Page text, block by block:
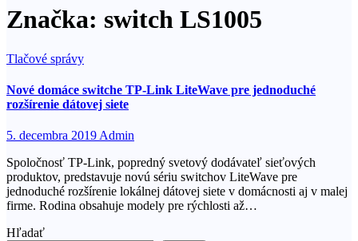
Značka: switch LS1005
Tlačové správy
Nové domáce switche TP-Link LiteWave pre jednoduché
rozšírenie dátovej siete
5. decembra 2019Admin
Spoločnosť TP-Link, popredný svetový dodávateľ sieťových
produktov, predstavuje novú sériu switchov LiteWave pre
jednoduché rozšírenie lokálnej dátovej siete v domácnosti aj v malej
firme. Rodina obsahuje modely pre rýchlosti až…
Hľadať